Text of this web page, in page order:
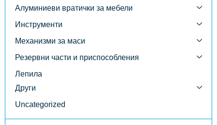
Алуминиеви вратички за мебели
Инструменти
Механизми за маси
Резервни части и приспособления
Лепила
Други
Uncategorized